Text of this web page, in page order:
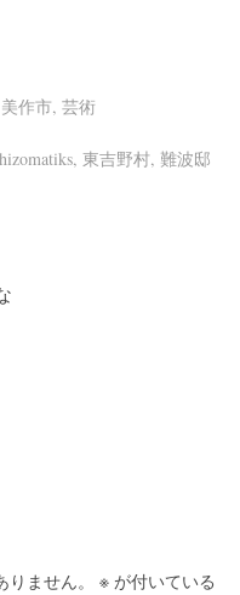
美作市, 芸術
, 東吉野村, 難波邸
ません。 ※ が付いている